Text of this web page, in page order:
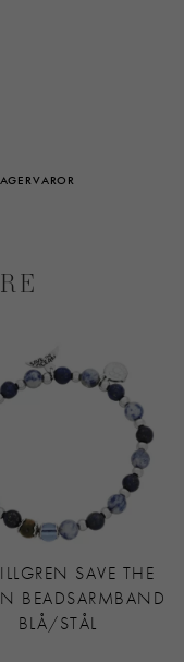
SAVE THE
BEADSARMBAND
BLÅ/STÅL